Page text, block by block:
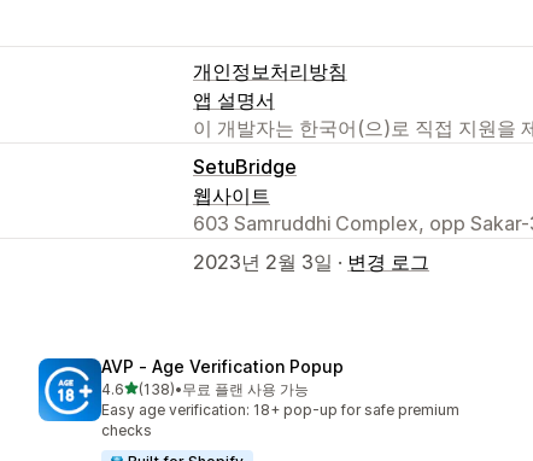
개인정보처리방침
앱 설명서
이 개발자는 한국어(으)로 직접 지원을
SetuBridge
웹사이트
603 Samruddhi Complex, opp
2023년 2월 3일 · 변경 로그
AVP ‑ Age Verification Popup
4.6별 5개 중
(138)
총 리뷰 138개
•무료 플랜 사용 가능
Easy age verification: 18+ pop-up for safe premium
checks